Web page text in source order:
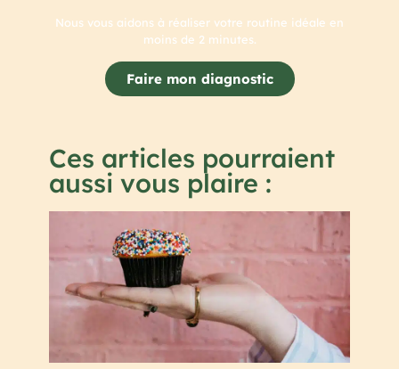
Nous vous aidons à réaliser votre routine idéale en
moins de 2 minutes.
Faire mon diagnostic
Ces articles pourraient
aussi vous plaire :